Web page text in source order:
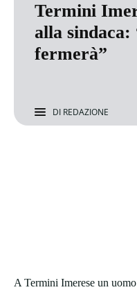
Termini
alla sindaca:
fermerà”
DI REDAZIONE
A Termini Imerese un